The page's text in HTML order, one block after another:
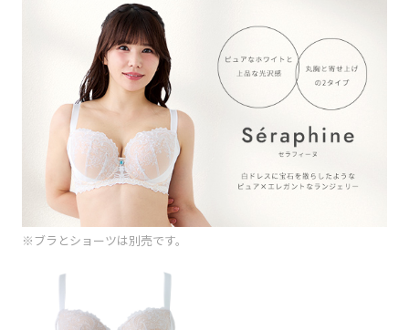
※ブラとショーツは別売です。